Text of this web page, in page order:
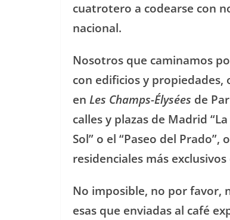
cuatrotero a codearse con
nacional.
Nosotros que caminamos
con edificios y
en Les Champs-Élysées de
calles y plazas de Madrid
Sol” o el “Paseo del
residenciales más
No imposible, no por favor,
esas que enviadas al café